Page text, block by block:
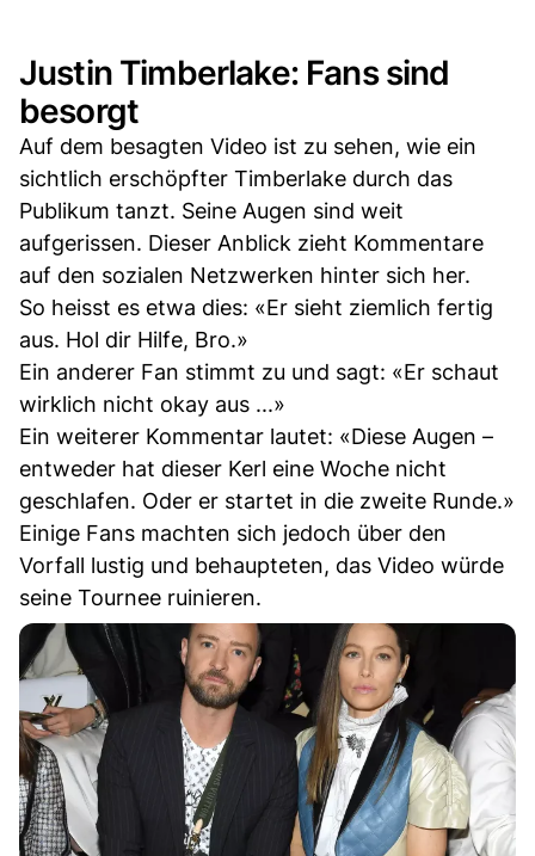
Justin Timberlake: Fans sind
besorgt
Auf dem besagten Video ist zu sehen, wie ein
sichtlich erschöpfter Timberlake durch das
Publikum tanzt. Seine Augen sind weit
aufgerissen. Dieser Anblick zieht Kommentare
auf den sozialen Netzwerken hinter sich her.
So heisst es etwa dies: «Er sieht ziemlich fertig
aus. Hol dir Hilfe, Bro.»
Ein anderer Fan stimmt zu und sagt: «Er schaut
wirklich nicht okay aus ...»
Ein weiterer Kommentar lautet: «Diese Augen –
entweder hat dieser Kerl eine Woche nicht
geschlafen. Oder er startet in die zweite Runde.»
Einige Fans machten sich jedoch über den
Vorfall lustig und behaupteten, das Video würde
seine Tournee ruinieren.